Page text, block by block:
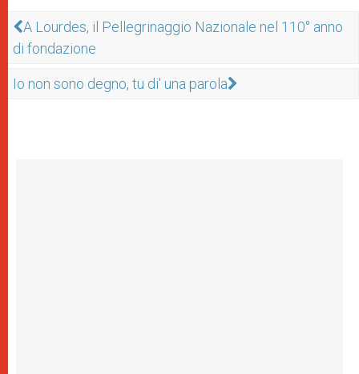
A Lourdes, il Pellegrinaggio Nazionale nel 110° anno
di fondazione
Io non sono degno, tu di' una parola